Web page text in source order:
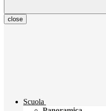
close
Scuola